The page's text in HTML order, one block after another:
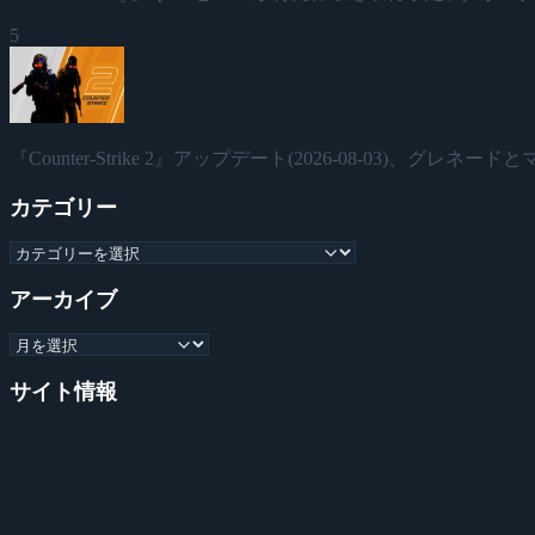
5
『Counter-Strike 2』アップデート(2026-08-03)、グレネード
カテゴリー
アーカイブ
サイト情報